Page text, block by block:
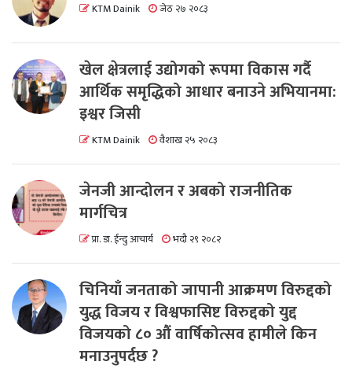
KTM Dainik जेठ २७ २०८३
खेल क्षेत्रलाई उद्योगको रूपमा विकास गर्दै
आर्थिक समृद्धिको आधार बनाउने अभियानमा:
इश्वर जिसी
KTM Dainik वैशाख २५ २०८३
जेनजी आन्दोलन र अबको राजनीतिक
मार्गचित्र
प्रा. डा. ईन्दु आचार्य भदौ २९ २०८२
चिनियाँ जनताको जापानी आक्रमण विरुद्दको
युद्ध विजय र विश्वफासिष्ट विरुद्दको युद्द
विजयको ८० औं वार्षिकोत्सव हामीले किन
मनाउनुपर्दछ ?